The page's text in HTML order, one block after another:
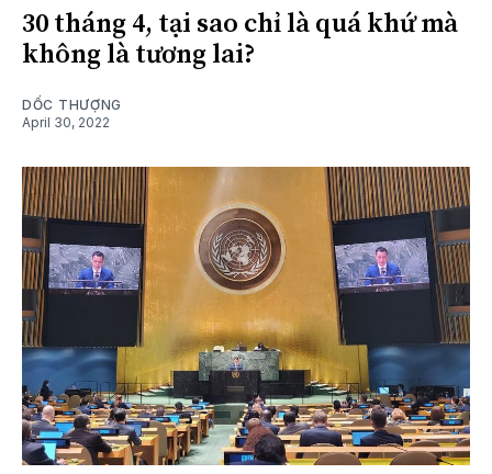
30 tháng 4, tại sao chỉ là quá khứ mà
không là tương lai?
DỐC THƯỢNG
April 30, 2022